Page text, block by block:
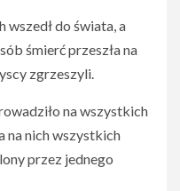
wszedł do świata, a
śmierć przeszła na
zgrzeszyli.
na wszystkich
na nich wszystkich
przez jednego